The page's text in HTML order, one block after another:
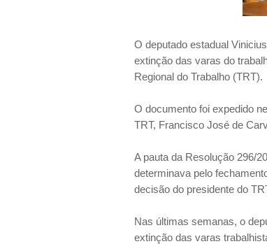
O deputado estadual
extinção das varas do
Regional do Trabalho (TRT).
O documento foi expedido
TRT, Francisco José de
A pauta da Resolução 296/
determinava pelo
decisão do presidente do
Nas últimas semanas, o
extinção das varas